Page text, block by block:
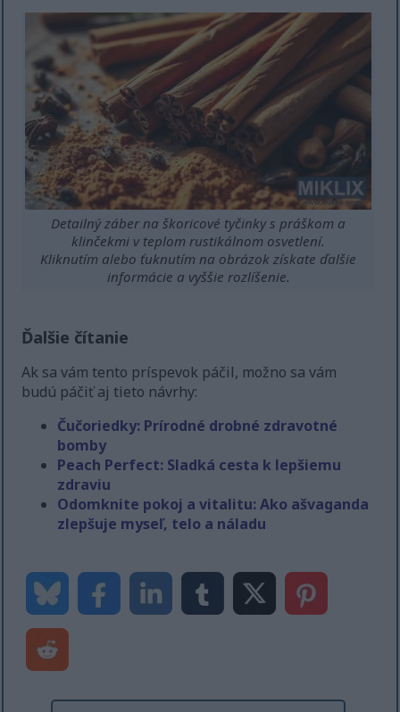
Detailný záber na škoricové tyčinky s práškom a
klinčekmi v teplom rustikálnom osvetlení.
Kliknutím alebo ťuknutím na obrázok získate ďalšie
informácie a vyššie rozlíšenie.
Ďalšie čítanie
Ak sa vám tento príspevok páčil, možno sa vám
budú páčiť aj tieto návrhy:
Čučoriedky: Prírodné drobné zdravotné
bomby
Peach Perfect: Sladká cesta k lepšiemu
zdraviu
Odomknite pokoj a vitalitu: Ako ašvaganda
zlepšuje myseľ, telo a náladu